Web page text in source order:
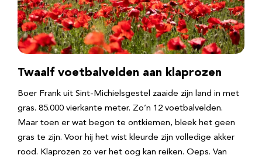
Twaalf voetbalvelden aan klaprozen
Boer Frank uit Sint-Michielsgestel zaaide zijn land in met
gras. 85.000 vierkante meter. Zo’n 12 voetbalvelden.
Maar toen er wat begon te ontkiemen, bleek het geen
gras te zijn. Voor hij het wist kleurde zijn volledige akker
rood. Klaprozen zo ver het oog kan reiken. Oeps. Van